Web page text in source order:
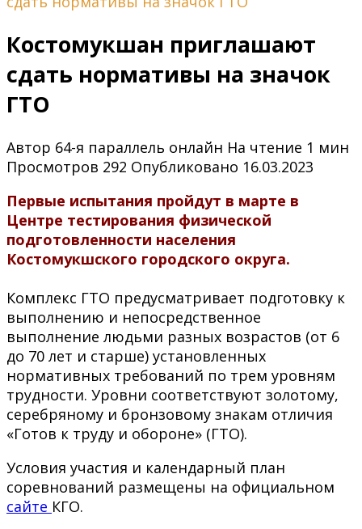
Костомукшан приглашают
сдать нормативы на значок
ГТО
Автор 64-я параллель онлайн На чтение 1 мин
Просмотров 292 Опубликовано 16.03.2023
Первые испытания пройдут в марте в
Центре тестирования физической
подготовленности населения
Костомукшского городского округа.
Комплекс ГТО предусматривает подготовку к
выполнению и непосредственное
выполнение людьми разных возрастов (от 6
до 70 лет и старше) установленных
нормативных требований по трем уровням
трудности. Уровни соответствуют золотому,
серебряному и бронзовому знакам отличия
«Готов к труду и обороне» (ГТО).
Условия участия и календарный план
соревнований размещены на официальном
сайте КГО.